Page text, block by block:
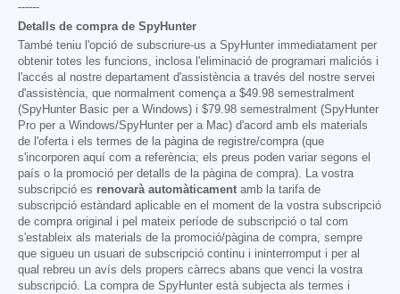
------
Detalls de compra de SpyHunter
També teniu l'opció de subscriure-us a SpyHunter immediatament per
obtenir totes les funcions, inclosa l'eliminació de programari maliciós i
l'accés al nostre departament d'assistència a través del nostre servei
d'assistència, que normalment comença a $49.98 semestralment
(SpyHunter Basic per a Windows) i $79.98 semestralment (SpyHunter
Pro per a Windows/SpyHunter per a Mac) d'acord amb els materials
de l'oferta i els termes de la pàgina de registre/compra (que
s'incorporen aquí com a referència; els preus poden variar segons el
país o la promoció per detalls de la pàgina de compra). La vostra
subscripció es renovarà automàticament amb la tarifa de
subscripció estàndard aplicable en el moment de la vostra subscripció
de compra original i pel mateix període de subscripció o tal com
s'estableix als materials de la promoció/pàgina de compra, sempre
que sigueu un usuari de subscripció continu i ininterromput i per al
qual rebreu un avís dels propers càrrecs abans que venci la vostra
subscripció. La compra de SpyHunter està subjecta als termes i